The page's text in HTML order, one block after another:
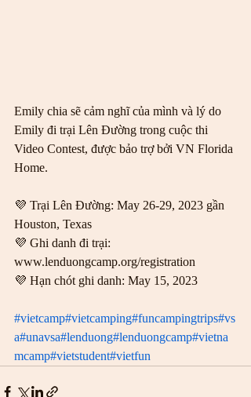
Emily chia sẽ cảm nghĩ của mình và lý do
Emily đi trại Lên Đường trong cuộc thi
Video Contest, được bảo trợ bởi VN Florida
Home.
💜 Trại Lên Đường: May 26-29, 2023 gần
Houston, Texas
💜 Ghi danh đi trại:
www.lenduongcamp.org/registration
💜 Hạn chót ghi danh: May 15, 2023
#vietcamp#vietcamping#funcampingtrips#vs
a#unavsa#lenduong#lenduongcamp#vietna
mcamp#vietstudent#vietfun